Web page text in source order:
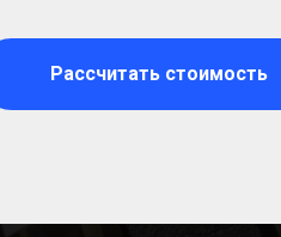
Рассчитать стоимость